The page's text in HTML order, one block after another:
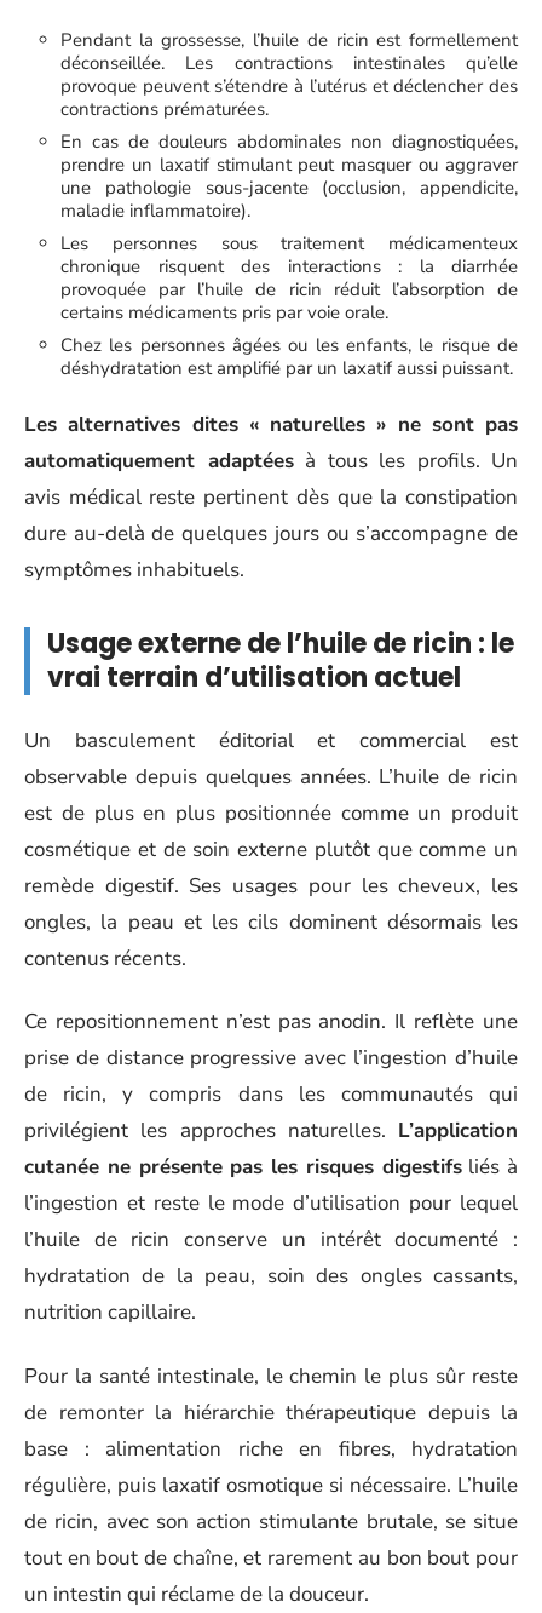
Pendant la grossesse, l’huile de ricin est formellement
déconseillée. Les contractions intestinales qu’elle
provoque peuvent s’étendre à l’utérus et déclencher des
contractions prématurées.
En cas de douleurs abdominales non diagnostiquées,
prendre un laxatif stimulant peut masquer ou aggraver
une pathologie sous-jacente (occlusion, appendicite,
maladie inflammatoire).
Les personnes sous traitement médicamenteux
chronique risquent des interactions : la diarrhée
provoquée par l’huile de ricin réduit l’absorption de
certains médicaments pris par voie orale.
Chez les personnes âgées ou les enfants, le risque de
déshydratation est amplifié par un laxatif aussi puissant.
Les alternatives dites « naturelles » ne sont pas
automatiquement adaptéesà tous les profils. Un
avis médical reste pertinent dès que la constipation
dure au-delà de quelques jours ou s’accompagne de
symptômes inhabituels.
Usage externe de l’huile de ricin : le
vrai terrain d’utilisation actuel
Un basculement éditorial et commercial est
observable depuis quelques années. L’huile de ricin
est de plus en plus positionnée comme un produit
cosmétique et de soin externe plutôt que comme un
remède digestif. Ses usages pour les cheveux, les
ongles, la peau et les cils dominent désormais les
contenus récents.
Ce repositionnement n’est pas anodin. Il reflète une
prise de distance progressive avec l’ingestion d’huile
de ricin, y compris dans les communautés qui
privilégient les approches naturelles. L’application
cutanée ne présente pas les risques digestifsliés à
l’ingestion et reste le mode d’utilisation pour lequel
l’huile de ricin conserve un intérêt documenté :
hydratation de la peau, soin des ongles cassants,
nutrition capillaire.
Pour la santé intestinale, le chemin le plus sûr reste
de remonter la hiérarchie thérapeutique depuis la
base : alimentation riche en fibres, hydratation
régulière, puis laxatif osmotique si nécessaire. L’huile
de ricin, avec son action stimulante brutale, se situe
tout en bout de chaîne, et rarement au bon bout pour
un intestin qui réclame de la douceur.